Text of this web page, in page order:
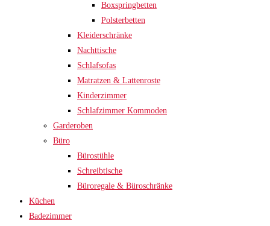
Boxspringbetten
Polsterbetten
Kleiderschränke
Nachttische
Schlafsofas
Matratzen & Lattenroste
Kinderzimmer
Schlafzimmer Kommoden
Garderoben
Büro
Bürostühle
Schreibtische
Büroregale & Büroschränke
Küchen
Badezimmer